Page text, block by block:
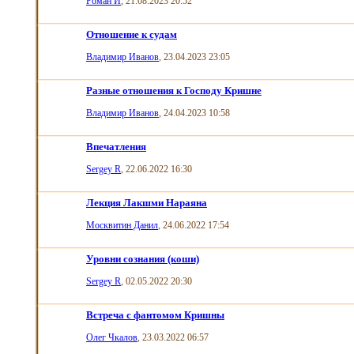
Отношение к судам
Владимир Иванов, 23.04.2023 23:05
Разные отношения к Господу Кришне
Владимир Иванов, 24.04.2023 10:58
Впечатления
Sergey R, 22.06.2022 16:30
Лекция Лакшми Нараяна
Москвитин Данил, 24.06.2022 17:54
Уровни сознания (коши)
Sergey R, 02.05.2022 20:30
Встреча с фантомом Кришны
Олег Чкалов, 23.03.2022 06:57